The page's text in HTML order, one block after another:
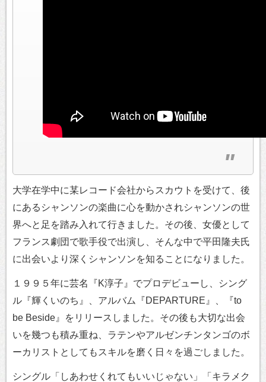
大学在学中に某レコード会社からスカウトを受けて、後
にあるシャンソンの楽曲に心を動かされシャンソンの世
界へと足を踏み入れて行きました。その後、女優として
フランス劇団で歌手役で出演し、そんな中で平田隆夫氏
に出会いより深くシャンソンを知ることになりました。
１９９５年に芸名『K淳子』でプロデビューし、シング
ル『輝くいのち』、アルバム『DEPARTURE』、『to
be Beside』をリリースしました。その後も大切な出会
いを幾つも積み重ね、ラテンやアルゼンチンタンゴのボ
ーカリストとしてもスキルを磨く日々を過ごしました。
シングル「しあわせくれてもいいじゃない」「キラメク